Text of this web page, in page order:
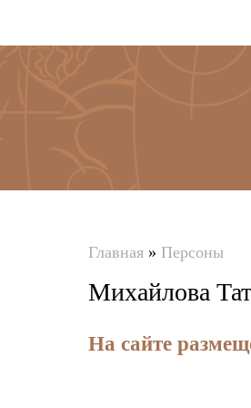
здесь
Главная » Персоны
Михайлова
На сайте